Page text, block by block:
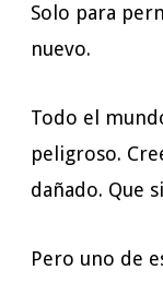
Solo para
nuevo.
Todo el
peligroso.
dañado. Que
Pero uno de